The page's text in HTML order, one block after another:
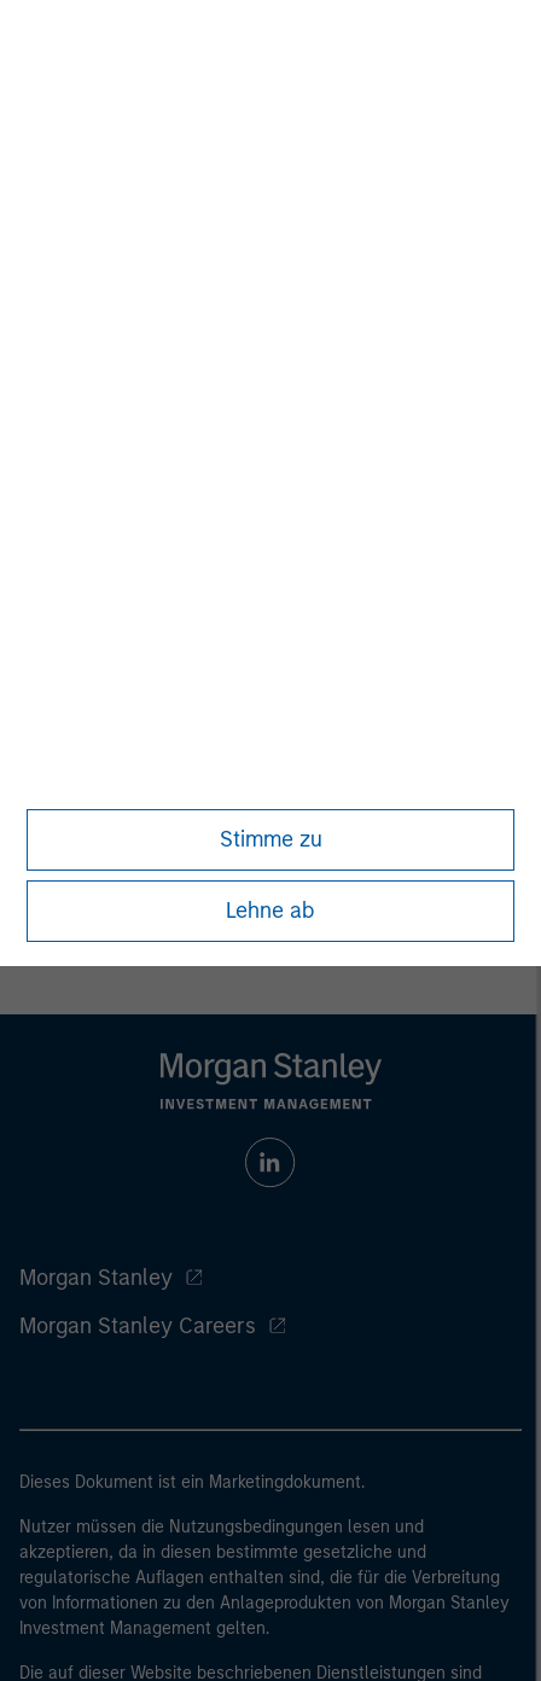
Stimme zu
Lehne ab
Morgan Stanley
Morgan Stanley Careers
Dieses Dokument ist ein Marketingdokument.
Nutzer müssen die Nutzungsbedingungen lesen und
akzeptieren, da in diesen bestimmte gesetzliche und
regulatorische Auflagen enthalten sind, die für die Verbreitung
von Informationen zu den Anlageprodukten von Morgan Stanley
Investment Management gelten.
Die auf dieser Website beschriebenen Dienstleistungen sind